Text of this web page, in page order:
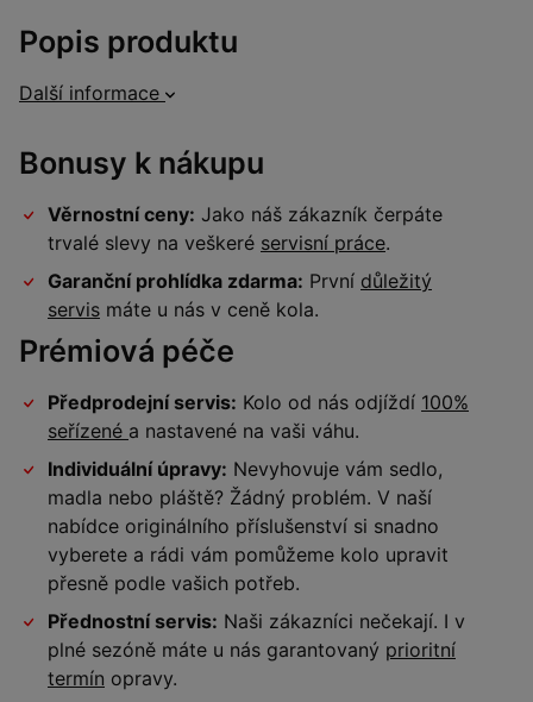
Popis produktu
Další informace
Bonusy k nákupu
Věrnostní ceny: Jako náš zákazník čerpáte
trvalé slevy na veškeré servisní práce.
Garanční prohlídka zdarma: První důležitý
servis máte u nás v ceně kola.
Prémiová péče
Předprodejní servis: Kolo od nás odjíždí 100%
seřízené a nastavené na vaši váhu.
Individuální úpravy: Nevyhovuje vám sedlo,
madla nebo pláště? Žádný problém. V naší
nabídce originálního příslušenství si snadno
vyberete a rádi vám pomůžeme kolo upravit
přesně podle vašich potřeb.
Přednostní servis: Naši zákazníci nečekají. I v
plné sezóně máte u nás garantovaný prioritní
termín opravy.